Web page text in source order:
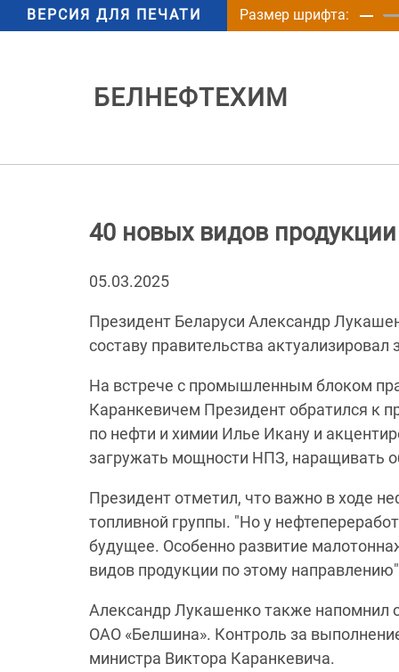
ВЕРСИЯ ДЛЯ ПЕЧАТИ Размер шрифта:
БЕЛНЕФТЕХИМ
40 новых видов
05.03.2025
Президент Беларуси Александр
составу правительства
На встрече с промышленным блоком
Каранкевичем Президент обратился к
по нефти и химии Илье Икану и
загружать мощности НПЗ, наращивать
Президент отметил, что важно в ходе
топливной группы. "Но у
будущее. Особенно развитие
видов продукции по этому
Александр Лукашенко также напомнил
ОАО «Белшина». Контроль за
министра Виктора Каранкевича.